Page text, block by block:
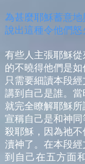
為甚麼耶穌蓄意地
說出這種令他們怒
有些人主張耶穌
的不曉得他們是
只需要細讀本段
講到自己是誰。
就完全瞭解耶穌
宣稱自己是和神
殺耶穌，因為祂
瀆神了。在本段
到自己在五方面